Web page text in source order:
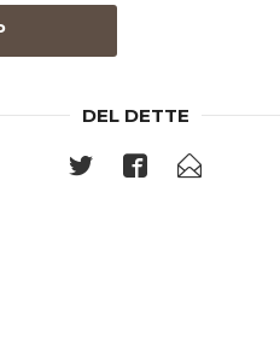
DEL DETTE